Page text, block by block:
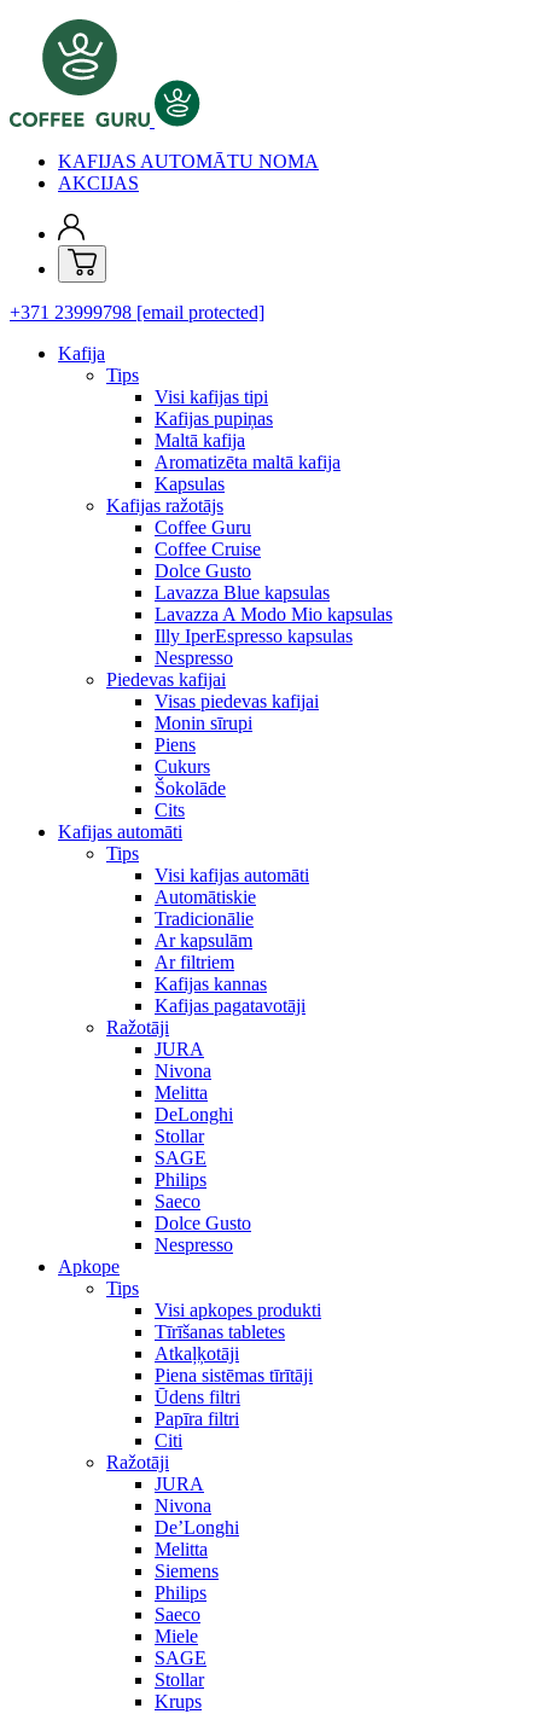
KAFIJAS AUTOMĀTU NOMA
AKCIJAS
+371 23999798 [email protected]
Kafija
Tips
Visi kafijas tipi
Kafijas pupiņas
Maltā kafija
Aromatizēta maltā kafija
Kapsulas
Kafijas ražotājs
Coffee Guru
Coffee Cruise
Dolce Gusto
Lavazza Blue kapsulas
Lavazza A Modo Mio kapsulas
Illy IperEspresso kapsulas
Nespresso
Piedevas kafijai
Visas piedevas kafijai
Monin sīrupi
Piens
Cukurs
Šokolāde
Cits
Kafijas automāti
Tips
Visi kafijas automāti
Automātiskie
Tradicionālie
Ar kapsulām
Ar filtriem
Kafijas kannas
Kafijas pagatavotāji
Ražotāji
JURA
Nivona
Melitta
DeLonghi
Stollar
SAGE
Philips
Saeco
Dolce Gusto
Nespresso
Apkope
Tips
Visi apkopes produkti
Tīrīšanas tabletes
Atkaļķotāji
Piena sistēmas tīrītāji
Ūdens filtri
Papīra filtri
Citi
Ražotāji
JURA
Nivona
De’Longhi
Melitta
Siemens
Philips
Saeco
Miele
SAGE
Stollar
Krups